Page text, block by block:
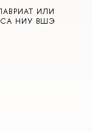
ИЛИ
НИУ ВШЭ